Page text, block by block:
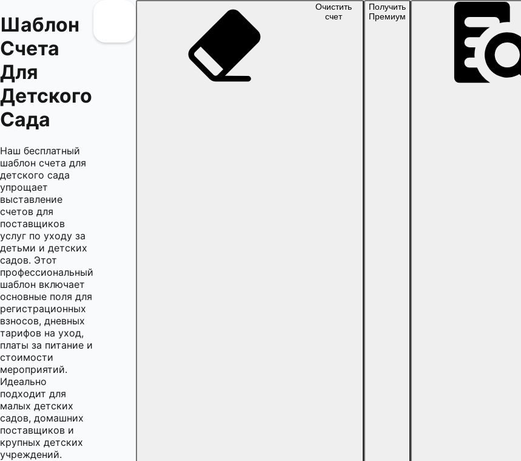
Шаблон
Счета
Для
Детского
Сада
Наш бесплатный
шаблон счета для
детского сада
упрощает
выставление
счетов для
поставщиков
услуг по уходу за
детьми и детских
садов. Этот
профессиональный
шаблон включает
основные поля для
регистрационных
взносов, дневных
тарифов на уход,
платы за питание и
стоимости
мероприятий.
Идеально
подходит для
малых детских
садов, домашних
поставщиков и
крупных детских
учреждений.
Очистить
счет
Получить
Премиум